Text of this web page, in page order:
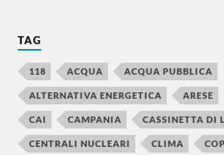
TAG
118 ACQUA ACQUA PUBBLICA
ALTERNATIVA ENERGETICA ARESE
CAI CAMPANIA CASSINETTA DI
CENTRALI NUCLEARI CLIMA